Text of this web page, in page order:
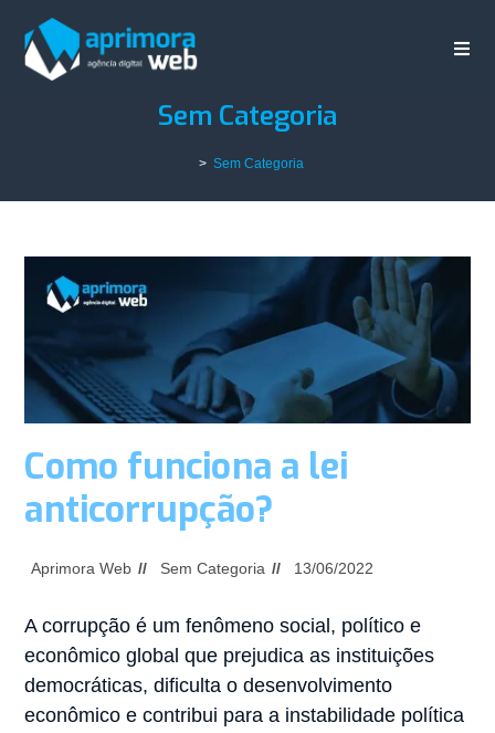
Sem Categoria
> Sem Categoria
Como funciona a lei
anticorrupção?
Aprimora Web Sem Categoria 13/06/2022
A corrupção é um fenômeno social, político e
econômico global que prejudica as instituições
democráticas, dificulta o desenvolvimento
econômico e contribui para a instabilidade política